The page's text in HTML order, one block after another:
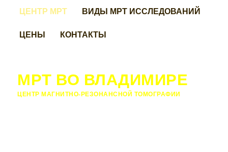
ЦЕНТР МРТ
ВИДЫ МРТ ИССЛЕДОВАНИЙ
ЦЕНЫ
КОНТАКТЫ
МРТ ВО ВЛАДИМИРЕ
ЦЕНТР МАГНИТНО-РЕЗОНАНСНОЙ ТОМОГРАФИИ